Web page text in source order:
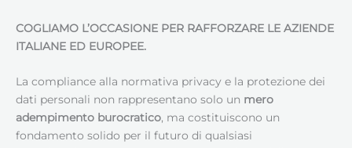
COGLIAMO L’OCCASIONE PER RAFFORZARE LE AZIENDE
ITALIANE ED EUROPEE.
La compliance alla normativa privacy e la protezione dei
dati personali non rappresentano solo un mero
adempimento burocratico, ma costituiscono un
fondamento solido per il futuro di qualsiasi